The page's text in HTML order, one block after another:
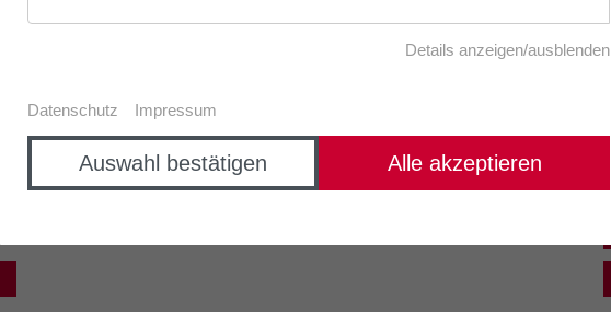
ABLAUFSIMULATIONEN
Details anzeigen/ausblenden
Auswahl bestätigen Alle akzeptieren
Datenschutz Impressum